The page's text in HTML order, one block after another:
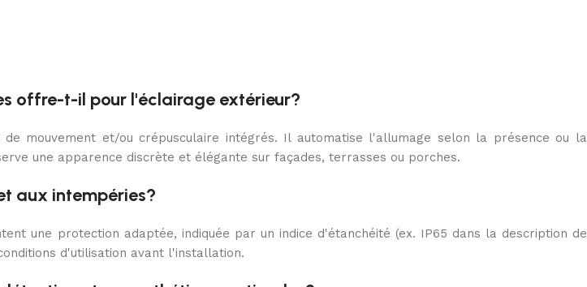
offre-t-il pour l'éclairage extérieur?
mouvement et/ou crépusculaire intégrés. Il automatise l'allumage selon la présence ou la
une apparence discrète et élégante sur façades, terrasses ou porches.
aux intempéries?
une protection adaptée, indiquée par un indice d'étanchéité (ex. IP65 dans la description de
d'utilisation avant l'installation.